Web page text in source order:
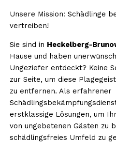
Unsere Mission: Schädlinge
vertreiben!
Sie sind in Heckelberg-
Hause und haben
Ungeziefer entdeckt? Keine
zur Seite, um diese
zu entfernen. Als erfahrener
erstklassige Lösungen, um
von ungebetenen Gästen zu
schädlingsfreies Umfeld zu